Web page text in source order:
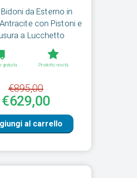
da Esterno in
con Pistoni e
a Lucchetto
gratuita Prodotto novità
€895,00
€629,00
al carrello